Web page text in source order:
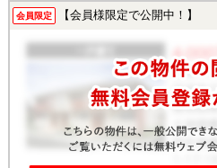
会員限定 【会員様限定で公開中！】